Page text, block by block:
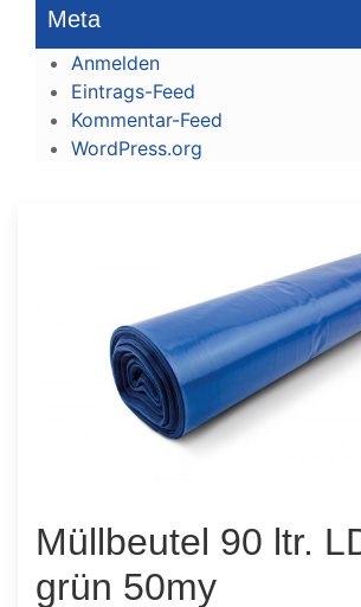
Meta
Anmelden
Eintrags-Feed
Kommentar-Feed
WordPress.org
Müllbeutel 90 ltr.
grün 50my